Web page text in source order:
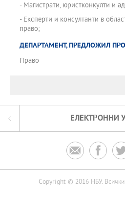
- Магистрати, юристконкулти и
- Експерти и консултанти в
право;
ДЕПАРТАМЕНТ, ПРЕДЛОЖИЛ
Право
ЕЛЕКТРОННИ
 
Copyright © 2016 НБУ.